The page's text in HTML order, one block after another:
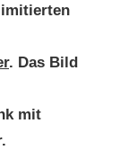
. Das Bild
mit